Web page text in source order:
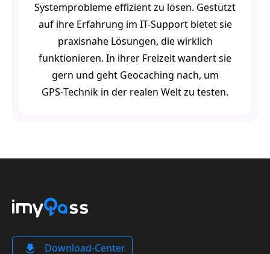
Systemprobleme effizient zu lösen. Gestützt
auf ihre Erfahrung im IT-Support bietet sie
praxisnahe Lösungen, die wirklich
funktionieren. In ihrer Freizeit wandert sie
gern und geht Geocaching nach, um
GPS‑Technik in der realen Welt zu testen.
Download-Center